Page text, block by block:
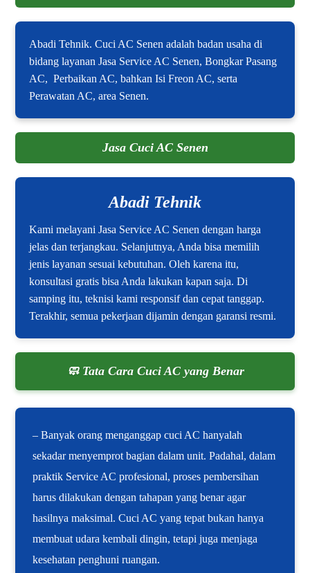
Abadi Tehnik. Cuci AC Senen adalah badan usaha di
bidang layanan Jasa Service AC Senen, Bongkar Pasang
AC, Perbaikan AC, bahkan Isi Freon AC, serta
Perawatan AC, area Senen.
Jasa Cuci AC Senen
Abadi Tehnik
Kami melayani Jasa Service AC Senen dengan harga
jelas dan terjangkau. Selanjutnya, Anda bisa memilih
jenis layanan sesuai kebutuhan. Oleh karena itu,
konsultasi gratis bisa Anda lakukan kapan saja. Di
samping itu, teknisi kami responsif dan cepat tanggap.
Terakhir, semua pekerjaan dijamin dengan garansi resmi.
🧼 Tata Cara Cuci AC yang Benar
– Banyak orang menganggap cuci AC hanyalah
sekadar menyemprot bagian dalam unit. Padahal, dalam
praktik Service AC profesional, proses pembersihan
harus dilakukan dengan tahapan yang benar agar
hasilnya maksimal. Cuci AC yang tepat bukan hanya
membuat udara kembali dingin, tetapi juga menjaga
kesehatan penghuni ruangan.